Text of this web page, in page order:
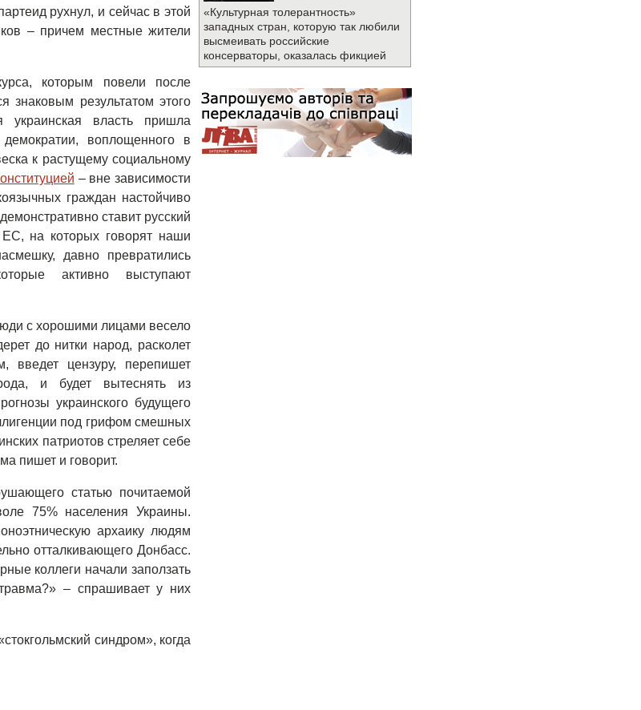
рухнул, и сейчас в этой
– причем местные жители
которым повели после
знаковым результатом этого
украинская власть пришла
воплощенного в
к растущему социальному
– вне зависимости
граждан настойчиво
ставит русский
на которых говорят наши
давно превратились
активно выступают
с хорошими лицами весело
до нитки народ, расколет
введет цензуру, перепишет
и будет вытеснять из
украинского будущего
под грифом смешных
патриотов стреляет себе
пишет и говорит.
статью почитаемой
75% населения Украины.
архаику людям
отталкивающего Донбасс.
коллеги начали заползать
– спрашивает у них
синдром», когда
«Культурная толерантность»
западных стран, которую так любили
высмеивать российские
консерваторы, оказалась фикцией